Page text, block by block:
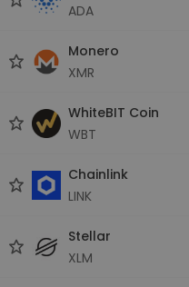
ADA
Monero
XMR
WhiteBIT Coin
WBT
Chainlink
LINK
Stellar
XLM